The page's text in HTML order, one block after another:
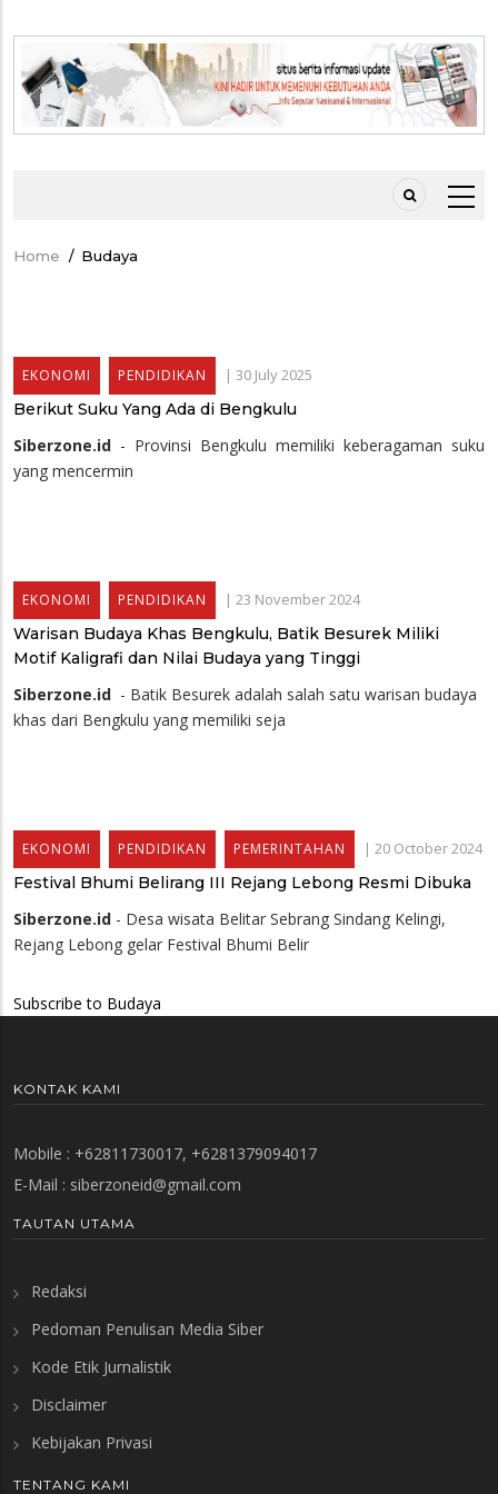
Breadcrumb
Home / Budaya
EKONOMI PENDIDIKAN | 30 July 2025
Berikut Suku Yang Ada di Bengkulu
Siberzone.id - Provinsi Bengkulu memiliki keberagaman suku
yang mencermin
EKONOMI PENDIDIKAN | 23 November 2024
Warisan Budaya Khas Bengkulu, Batik Besurek Miliki
Motif Kaligrafi dan Nilai Budaya yang Tinggi
Siberzone.id - Batik Besurek adalah salah satu warisan budaya
khas dari Bengkulu yang memiliki seja
EKONOMI PENDIDIKAN PEMERINTAHAN | 20 October 2024
Festival Bhumi Belirang III Rejang Lebong Resmi Dibuka
Siberzone.id - Desa wisata Belitar Sebrang Sindang Kelingi,
Rejang Lebong gelar Festival Bhumi Belir
Subscribe to Budaya
KONTAK KAMI
Mobile : +62811730017, +6281379094017
E-Mail : siberzoneid@gmail.com
TAUTAN UTAMA
Redaksi
Pedoman Penulisan Media Siber
Kode Etik Jurnalistik
Disclaimer
Kebijakan Privasi
TENTANG KAMI